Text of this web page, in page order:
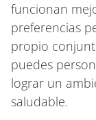
funcionan
preferencias
propio
puedes
lograr un
saludable.